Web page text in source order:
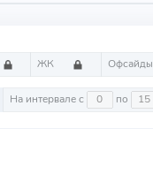
ЖК Офсайды
На интервале с по